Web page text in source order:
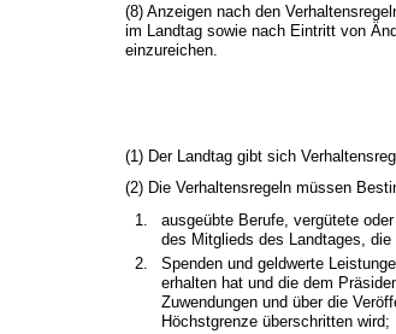
(8) Anzeigen nach den
im Landtag sowie nach Eintritt von
einzureichen.
(1) Der Landtag gibt sich
(2) Die Verhaltensregeln müssen
ausgeübte Berufe, vergütete
des Mitglieds des Landtages,
Spenden und geldwerte
erhalten hat und die dem
Zuwendungen und über die
Höchstgrenze überschritten wird;